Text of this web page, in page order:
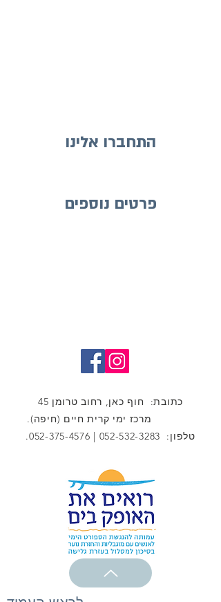
התחברו אלינו
פרטים נוספים
כתובת: חוף כאן, רחוב טרומן 45
מרכז ימי קרית חיים (חיפה).
טלפון: 052-532-3283
|
052-375-4576
.